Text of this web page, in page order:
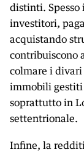
distinti. Spesso
investitori,
acquistando
contribuiscono
colmare i
immobili gestiti
soprattutto in
settentrionale.
Infine, la